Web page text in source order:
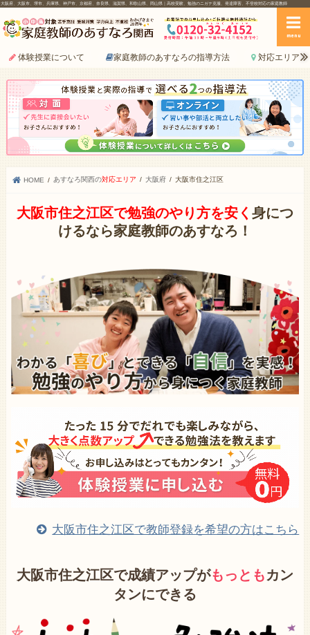
大阪府、大阪市、堺市、兵庫県、神戸市、京都府、奈良県、滋賀県、和歌山県、岡山県｜高校受験、勉強のニガテ克服、発達障害、不登校対応の家庭教師
menu
体験授業について 家庭教師のあすなろの指導方法 対応エリア
HOME あすなろ関西の対応エリア 大阪府 大阪市住之江区
大阪市住之江区で勉強のやり方を安く 身につ
けるなら家庭教師のあすなろ！
大阪市住之江区で教師登録を希望の方はこちら
大阪市住之江区で成績アップがもっともカン
タンにできる